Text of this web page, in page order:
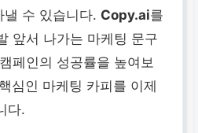
낼 수 있습니다. Copy.ai를
앞서 나가는 마케팅 문구
페인의 성공률을 높여보
심인 마케팅 카피를 이제
다.